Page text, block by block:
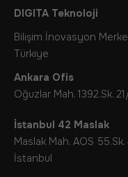
DIGITA Teknoloji
Bilişim İnovasyon
Türkiye
Ankara Ofis
Oğuzlar Mah. 1392.Sk.
İstanbul 42 Maslak
Maslak Mah. AOS
İstanbul